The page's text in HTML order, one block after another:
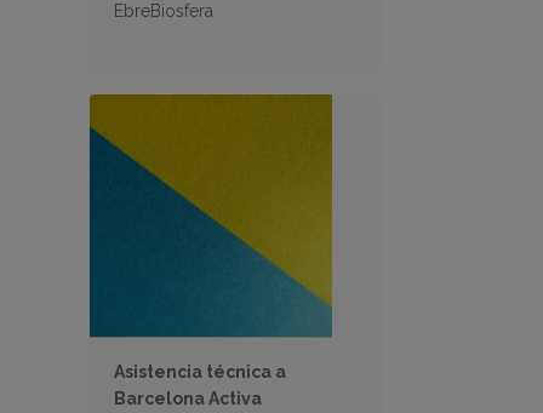
EbreBiosfera
Asistencia técnica a
Barcelona Activa